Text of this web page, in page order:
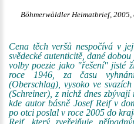
Böhmerwäldler Heimatbrief, 2005,
Cena těch veršů nespočívá v
svědecké autenticitě, dané
volby poezie jako "řešení" jisté
roce 1946, za času
(Oberschlag), vysoko ve
(Schreiner), z nichž dnes
kde autor básně Josef Reif v
po otci poslal v roce 2005 do
Reif, který zveřejňuje